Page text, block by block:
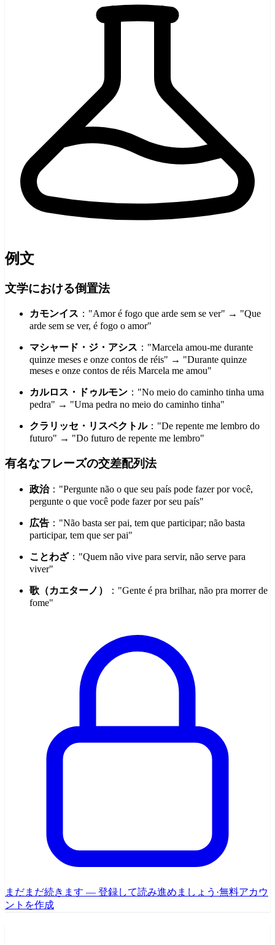
例文
文学における倒置法
カモンイス ："Amor é fogo que arde sem se ver" → "Que
arde sem se ver, é fogo o amor"
マシャード・ジ・アシス ："Marcela amou-me durante
quinze meses e onze contos de réis" → "Durante quinze
meses e onze contos de réis Marcela me amou"
カルロス・ドゥルモン ："No meio do caminho tinha uma
pedra" → "Uma pedra no meio do caminho tinha"
クラリッセ・リスペクトル："De repente me lembro do
futuro" → "Do futuro de repente me lembro"
有名なフレーズの交差配列法
政治："Pergunte não o que seu país pode fazer por você,
pergunte o que você pode fazer por seu país"
広告 ："Não basta ser pai, tem que participar; não basta
participar, tem que ser pai"
ことわざ："Quem não vive para servir, não serve para
viver"
歌（カエターノ）
："Gente é pra brilhar, não pra morrer de
fome"
まだまだ続きます — 登録して読み進めましょう ·無料アカウ
ントを作成